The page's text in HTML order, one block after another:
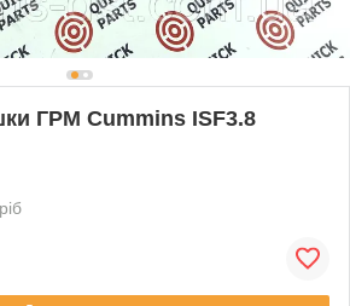
ГРМ Cummins ISF3.8